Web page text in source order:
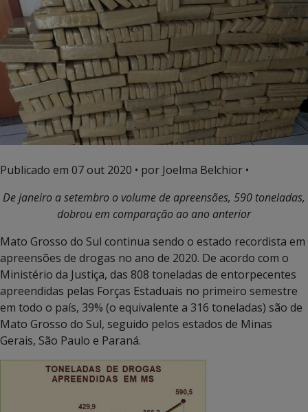
Publicado em 07 out 2020 • por Joelma Belchior •
De janeiro a setembro o volume de apreensões, 590 toneladas,
dobrou em comparação ao ano anterior
Mato Grosso do Sul continua sendo o estado recordista em
apreensões de drogas no ano de 2020. De acordo com o
Ministério da Justiça, das 808 toneladas de entorpecentes
apreendidas pelas Forças Estaduais no primeiro semestre
em todo o país, 39% (o equivalente a 316 toneladas) são de
Mato Grosso do Sul, seguido pelos estados de Minas
Gerais, São Paulo e Paraná.